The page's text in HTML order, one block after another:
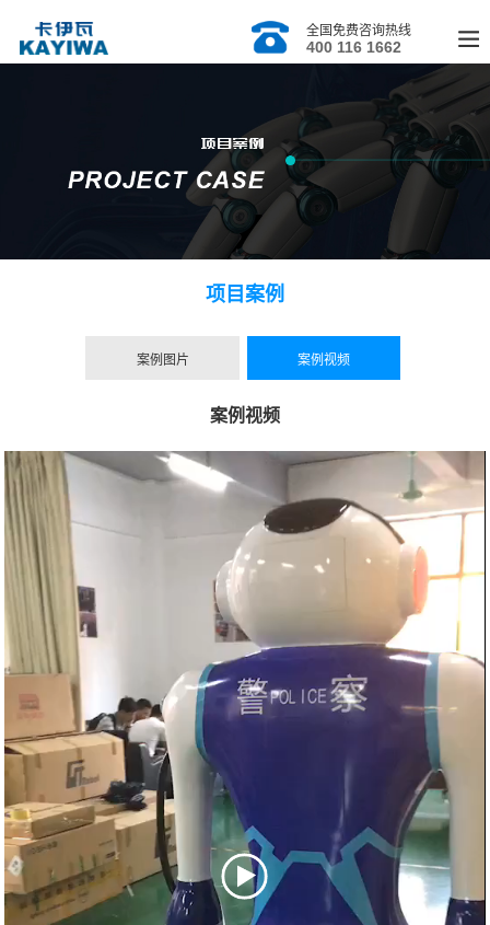
全国免费咨询热线
400 116 1662
项目案例
案例图片 案例视频
案例视频